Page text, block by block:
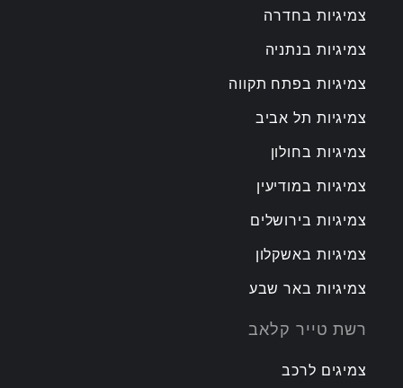
צמיגיות בחדרה
צמיגיות בנתניה
צמיגיות בפתח תקווה
צמיגיות תל אביב
צמיגיות בחולון
צמיגיות במודיעין
צמיגיות בירושלים
צמיגיות באשקלון
צמיגיות באר שבע
רשת טייר קלאב
צמיגים לרכב